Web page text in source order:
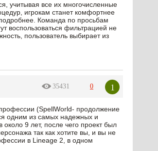
учитывая все их многочисленные
игрокам станет комфортнее
Команда по просьбам
воспользоваться фильтрацией не
пользователь выбирает из
35431 0 1
(SpellWorld- продолжение
одним из самых надежных и
9 лет, после чего проект был
так как хотите вы, и вы не
в Lineage 2, в одном